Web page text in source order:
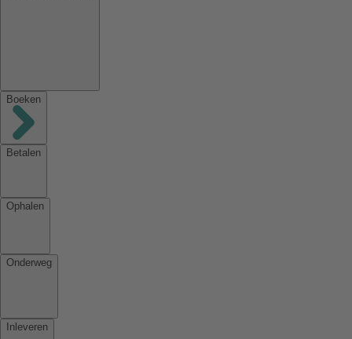
Boeken
Betalen
Ophalen
Onderweg
Inleveren